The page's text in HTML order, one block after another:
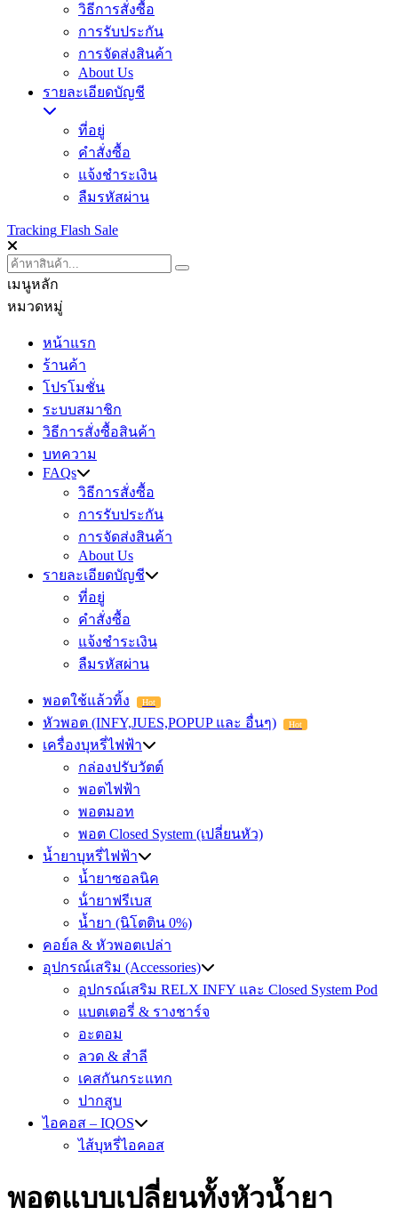
วิธีการสั่งซื้อ
การรับประกัน
การจัดส่งสินค้า
About Us
รายละเอียดบัญชี
ที่อยู่
คำสั่งซื้อ
แจ้งชำระเงิน
ลืมรหัสผ่าน
Tracking Flash Sale
เมนูหลัก
หมวดหมู่
หน้าแรก
ร้านค้า
โปรโมชั่น
ระบบสมาชิก
วิธีการสั่งซื้อสินค้า
บทความ
FAQs
วิธีการสั่งซื้อ
การรับประกัน
การจัดส่งสินค้า
About Us
รายละเอียดบัญชี
ที่อยู่
คำสั่งซื้อ
แจ้งชำระเงิน
ลืมรหัสผ่าน
พอตใช้แล้วทิ้ง Hot
หัวพอต (INFY,JUES,POPUP และ อื่นๆ) Hot
เครื่องบุหรี่ไฟฟ้า
กล่องปรับวัตต์
พอตไฟฟ้า
พอตมอท
พอต Closed System (เปลี่ยนหัว)
น้ำยาบุหรี่ไฟฟ้า
น้ำยาซอลนิค
น้ํายาฟรีเบส
น้ำยา (นิโตติน 0%)
คอย์ล & หัวพอตเปล่า
อุปกรณ์เสริม (Accessories)
อุปกรณ์เสริม RELX INFY และ Closed System Pod
แบตเตอรี่ & รางชาร์จ
อะตอม
ลวด ​& สำลี
เคสกันกระแทก
ปากสูบ
ไอคอส – IQOS
ไส้บุหรี่ไอคอส
พอตแบบเปลี่ยนทั้งหัวน้ำยา